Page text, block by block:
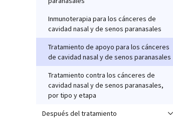
Inmunoterapia para los cánceres de
cavidad nasal y de senos paranasales
Tratamiento de apoyo para los cánceres
de cavidad nasal y de senos paranasales
Tratamiento contra los cánceres de
cavidad nasal y de senos paranasales,
por tipo y etapa
Después del tratamiento